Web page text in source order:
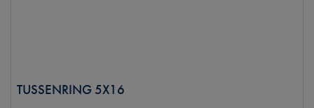
TUSSENRING 5X16